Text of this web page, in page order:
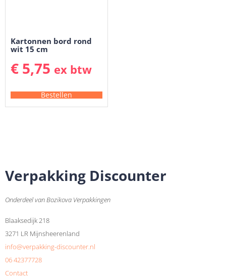
Kartonnen bord rond
wit 15 cm
€ 5,75 ex btw
Bestellen
Verpakking Discounter
Onderdeel van Bozikova Verpakkingen
Blaaksedijk 218
3271 LR Mijnsheerenland
info@verpakking-discounter.nl
06 42377728
Contact